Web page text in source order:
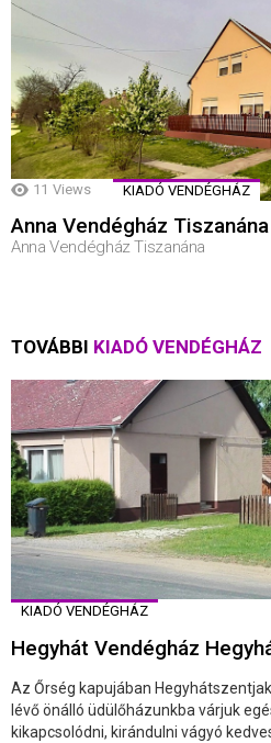
11 Views KIADÓ VENDÉGHÁZ
Anna Vendégház Tiszanána
Anna Vendégház Tiszanána
TOVÁBBI KIADÓ VENDÉGHÁZ
KIADÓ VENDÉGHÁZ
Hegyhát Vendégház
Az Őrség kapujában
lévő önálló üdülőházunkba várjuk
kikapcsolódni, kirándulni vágyó